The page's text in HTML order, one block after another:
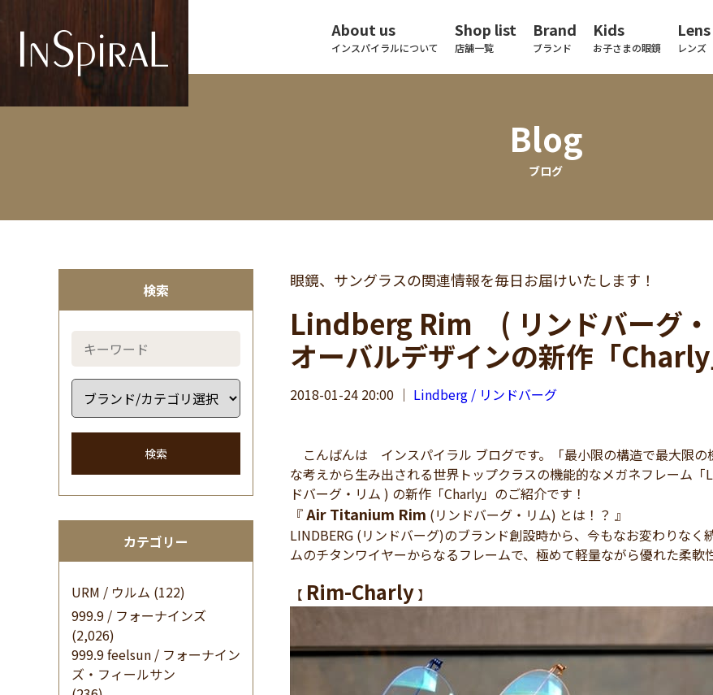
About us
インスパイラルについて
Shop list
店舗一覧
Brand
ブランド
Kids
お子さまの眼鏡
Lens
レンズ
Blog
ブログ
検索
検索
カテゴリー
URM / ウルム (122)
999.9 / フォーナインズ
(2,026)
999.9 feelsun / フォーナイン
ズ・フィールサン
眼鏡、サングラスの関連情報を毎日お届けいたします！
Lindberg Rim ( リンドバーグ・
オーバルデザインの新作「Charly
2018-01-24 20:00 ｜ Lindberg / リンドバーグ
こんばんは インスパイラル ブログです。「最小限の構造で最大限の
な考えから生み出される世界トップクラスの機能的なメガネフレー
ドバーグ・リム ) の新作「Charly」のご紹介です！
『Air Titanium Rim (リンドバーグ・リム) とは！？ 』
LINDBERG (リンドバーグ)のブランド創設時から、今もなお変わりな
ムのチタンワイヤーからなるフレームで、極めて軽量ながら優れた柔軟
【 Rim-Charly 】